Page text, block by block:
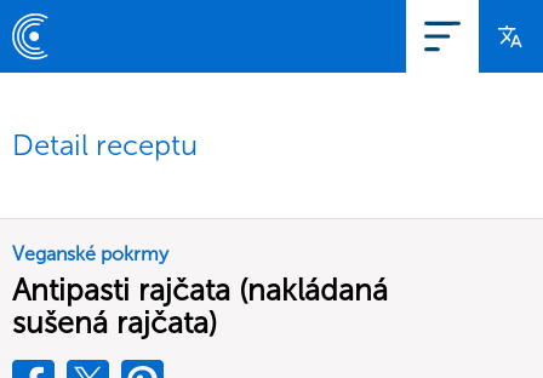
Detail receptu
Veganské pokrmy
Antipasti rajčata (nakládaná
sušená rajčata)